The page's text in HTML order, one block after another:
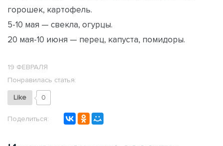
горошек, картофель.
5-10 мая — свекла, огурцы.
20 мая-10 июня — перец, капуста, помидоры.
19 ФЕВРАЛЯ
Понравилась статья:
Like 0
Поделиться: